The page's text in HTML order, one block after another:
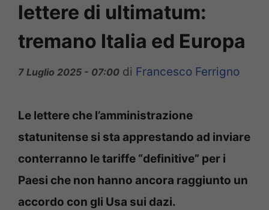
lettere di ultimatum:
tremano Italia ed Europa
7 Luglio 2025 - 07:00 di Francesco Ferrigno
Le lettere che l’amministrazione
statunitense si sta apprestando ad inviare
conterranno le tariffe “definitive” per i
Paesi che non hanno ancora raggiunto un
accordo con gli Usa sui dazi.